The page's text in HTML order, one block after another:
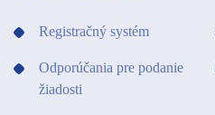
Registračný systém
Odporúčania pre podanie
žiadosti